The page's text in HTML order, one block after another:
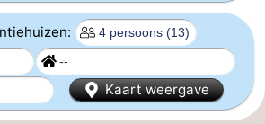
Kaart weergave